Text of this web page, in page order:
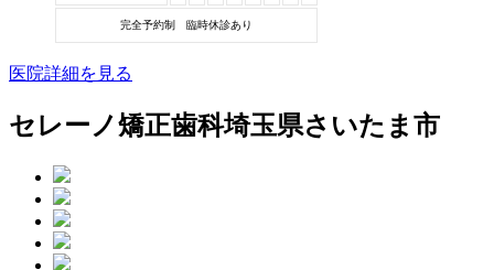
完全予約制 臨時休診あり
医院詳細を見る
セレーノ矯正歯科埼玉県さいたま市